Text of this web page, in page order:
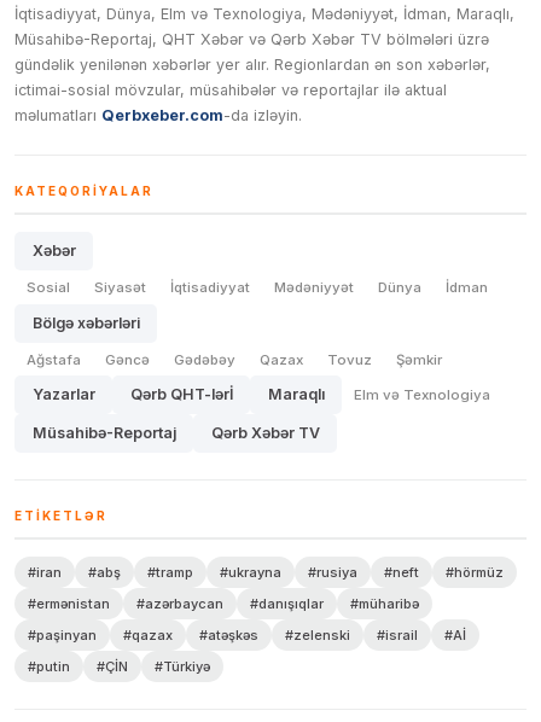
İqtisadiyyat, Dünya, Elm və Texnologiya, Mədəniyyət, İdman, Maraqlı,
Müsahibə-Reportaj, QHT Xəbər və Qərb Xəbər TV bölmələri üzrə
gündəlik yenilənən xəbərlər yer alır. Regionlardan ən son xəbərlər,
ictimai-sosial mövzular, müsahibələr və reportajlar ilə aktual
məlumatları Qerbxeber.com-da izləyin.
KATEQORIYALAR
Xəbər
Sosial Siyasət İqtisadiyyat Mədəniyyət Dünya İdman
Bölgə xəbərləri
Ağstafa Gəncə Gədəbəy Qazax Tovuz Şəmkir
Yazarlar Qərb QHT-lərİ Maraqlı Elm və Texnologiya
Müsahibə-Reportaj Qərb Xəbər TV
ETIKETLƏR
#iran #abş #tramp #ukrayna #rusiya #neft
#hörmüz
#ermənistan
#azərbaycan #danışıqlar
#müharibə
#paşinyan
#qazax #atəşkəs #zelenski #israil
#Aİ
#putin
#ÇİN #Türkiyə